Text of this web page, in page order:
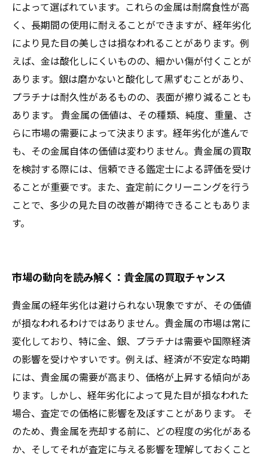
によって選ばれています。これらの金属は耐腐食性が高
く、長期間の使用に耐えることができますが、経年劣化
により見た目の美しさは損なわれることがあります。例
えば、金は酸化しにくいものの、細かい傷が付くことが
あります。銀は磨かないと酸化して黒ずむことがあり、
プラチナは耐久性があるものの、表面が擦り減ることも
あります。 貴金属の価値は、その種類、純度、重量、さ
らに市場の需要によって決まります。経年劣化が進んで
も、その金属自体の価値は変わりません。貴金属の買取
を検討する際には、信頼できる鑑定士による評価を受け
ることが重要です。また、査定前にクリーニングを行う
ことで、多少の見た目の改善が期待できることもありま
す。
市場の動向を読み解く：貴金属の買取チャンス
貴金属の経年劣化は避けられない現象ですが、その価値
が損なわれるわけではありません。貴金属の市場は常に
変化しており、特に金、銀、プラチナは需要や国際経済
の影響を受けやすいです。例えば、経済が不安定な時期
には、貴金属の需要が高まり、価格が上昇する傾向があ
ります。しかし、経年劣化によって見た目が損なわれた
場合、査定での価格に影響を及ぼすことがあります。 そ
のため、貴金属を売却する前に、どの程度の劣化がある
か、そしてそれが査定に与える影響を理解しておくこと